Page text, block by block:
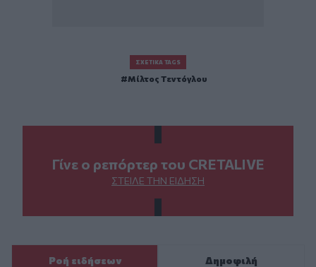
ΣΧΕΤΙΚΆ TAGS
Μίλτος Τεντόγλου
Γίνε ο ρεπόρτερ του CRETALIVE
ΣΤΕΊΛΕ ΤΗΝ ΕΊΔΗΣΗ
Ροή ειδήσεων Δημοφιλή